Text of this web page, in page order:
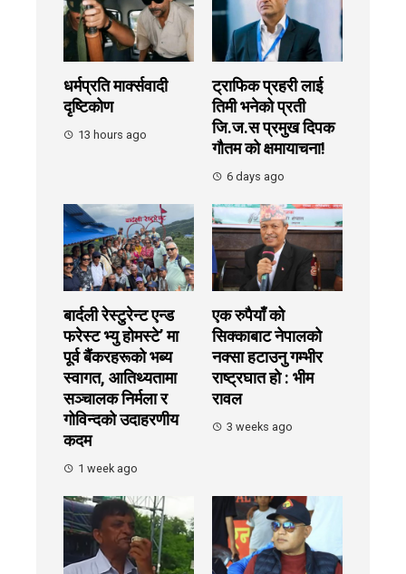
धर्मप्रति मार्क्सवादी
दृष्टिकोण
13 hours ago
ट्राफिक प्रहरी लाई
तिमी भनेको प्रती
जि.ज.स प्रमुख दिपक
गौतम को क्षमायाचना!
6 days ago
बार्दली रेस्टुरेन्ट एन्ड
फरेस्ट भ्यु होमस्टे’ मा
पूर्व बैंकरहरूको भब्य
स्वागत, आतिथ्यतामा
सञ्चालक निर्मला र
गोविन्दको उदाहरणीय
कदम
1 week ago
एक रुपैयाँ को
सिक्काबाट नेपालको
नक्सा हटाउनु गम्भीर
राष्ट्रघात हो : भीम
रावल
3 weeks ago